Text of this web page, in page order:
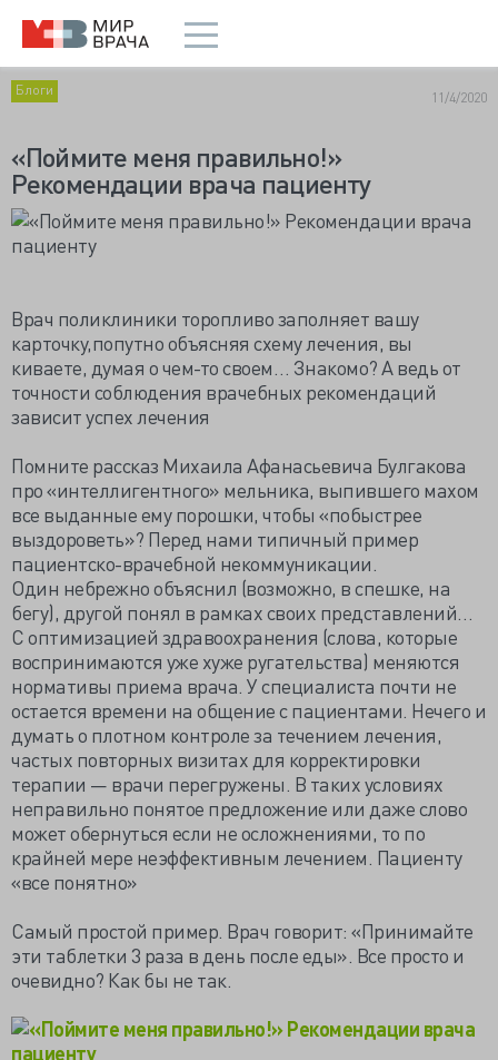
Блоги 11/4/2020
«Поймите меня правильно!»
Рекомендации врача пациенту
Врач поликлиники торопливо заполняет вашу
карточку,попутно объясняя схему лечения, вы
киваете, думая о чем-то своем… Знакомо? А ведь от
точности соблюдения врачебных рекомендаций
зависит успех лечения
Помните рассказ Михаила Афанасьевича Булгакова
про «интеллигентного» мельника, выпившего махом
все выданные ему порошки, чтобы «побыстрее
выздороветь»? Перед нами типичный пример
пациентско-врачебной некоммуникации.
Один небрежно объяснил (возможно, в спешке, на
бегу), другой понял в рамках своих представлений…
С оптимизацией здравоохранения (слова, которые
воспринимаются уже хуже ругательства) меняются
нормативы приема врача. У специалиста почти не
остается времени на общение с пациентами. Нечего и
думать о плотном контроле за течением лечения,
частых повторных визитах для корректировки
терапии — врачи перегружены. В таких условиях
неправильно понятое предложение или даже слово
может обернуться если не осложнениями, то по
крайней мере неэффективным лечением. Пациенту
«все понятно»
Самый простой пример. Врач говорит: «Принимайте
эти таблетки 3 раза в день после еды». Все просто и
очевидно? Как бы не так.